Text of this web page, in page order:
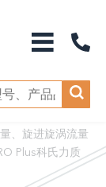
、旋进旋涡流量
Plus科氏力质